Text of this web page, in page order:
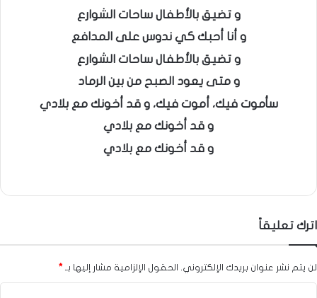
و تضيق بالأطفال ساحات الشوارع
و أنا أحبك كي ندوس على المدافع
و تضيق بالأطفال ساحات الشوارع
و متى يعود الصبح من بين الرماد
سأموت فيك، أموت فيك، و قد أخونك مع بلادي
و قد أخونك مع بلادي
و قد أخونك مع بلادي
اترك تعليقاً
لن يتم نشر عنوان بريدك الإلكتروني. الحقول الإلزامية مشار إليها بـ *